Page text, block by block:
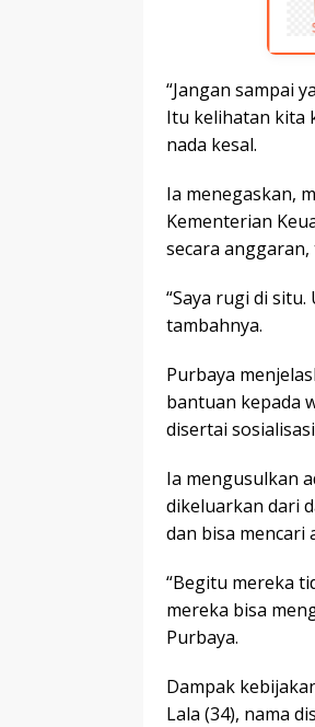
“Jangan sampai
Itu kelihatan kita
nada kesal.
Ia menegaskan,
Kementerian
secara
“Saya rugi di
tambahnya.
Purbaya
bantuan kepada
disertai
Ia mengusulkan
dikeluarkan dari
dan bisa mencari
“Begitu mereka
mereka bisa
Purbaya.
Dampak
Lala (34), nama